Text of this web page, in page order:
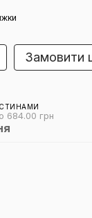
Замовити
684.00 грн